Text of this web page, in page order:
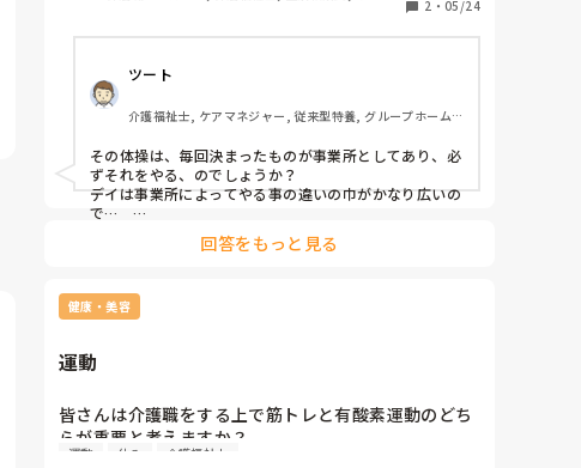
運動を一緒に行う支援があるのですが
自分も覚えるのにやっとなので
教えるというか一緒にやるのは
本当に難しい。
深く考えてはいけないのかもですが、、
スムーズにはいかないです
2 ・ 05/24
ツート
介護福祉士, ケアマネジャー, 従来型特養, グループホーム,
その体操は、毎回決まったものが事業所としてあり、必
ずそれをやる、のでしょうか？
デイは事業所によってやる事の違いの巾がかなり広いの
で…
ご自分で考えてやる集団体操は一切できませんか？
音楽に合わせて吊り紐など使っての本格派、機能訓練士
あります、事業所で。もし決まっているのでしたら、そ
の意義を理解されて、説明しながらやり、時に何らかの
こう申してはいけないかもですが、多少間違えても、楽
こやかなシーンもあっての実施ができるとなお良いと思
います。とても有意義な事をされているので、ちょっと
どーこー間違い…などあっても繰り返しになりますが、
回答をもっと見る
健康・美容
運動
皆さんは介護職をする上で筋トレと有酸素運動のどち
らが重要と考えますか？
運動 休み 介護福祉士